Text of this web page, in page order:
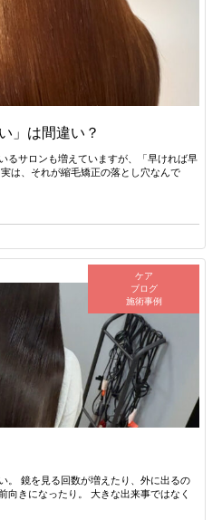
」は間違い？
るサロンも増えていますが、「早ければ早
は、それが縮毛矯正の落とし穴なんで
ケア
ブログ
施術事例
。 鏡を見る回数が増えたり、外に出るの
向きになったり。 大きな出来事ではなく